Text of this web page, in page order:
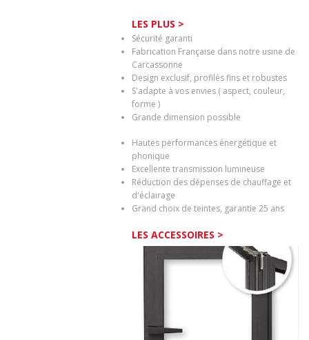
LES PLUS >
Sécurité garanti
Fabrication Française dans notre usine de
Carcassonne
Design exclusif, profilés fins et robustes
S'adapte à vos envies ( aspect, couleur,
forme )
Grande dimension possible
Hautes performances énergétique et
phonique
Excellente transmission lumineuse
Réduction des dépenses de chauffage et
d'éclairage
Grand choix de teintes, garantie 25 ans
LES ACCESSOIRES >